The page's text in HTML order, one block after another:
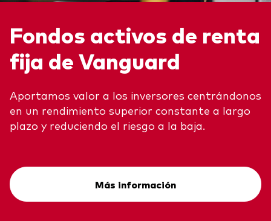
Fondos activos de renta
fija de Vanguard
Aportamos valor a los inversores centrándonos
en un rendimiento superior constante a largo
plazo y reduciendo el riesgo a la baja.
Más información